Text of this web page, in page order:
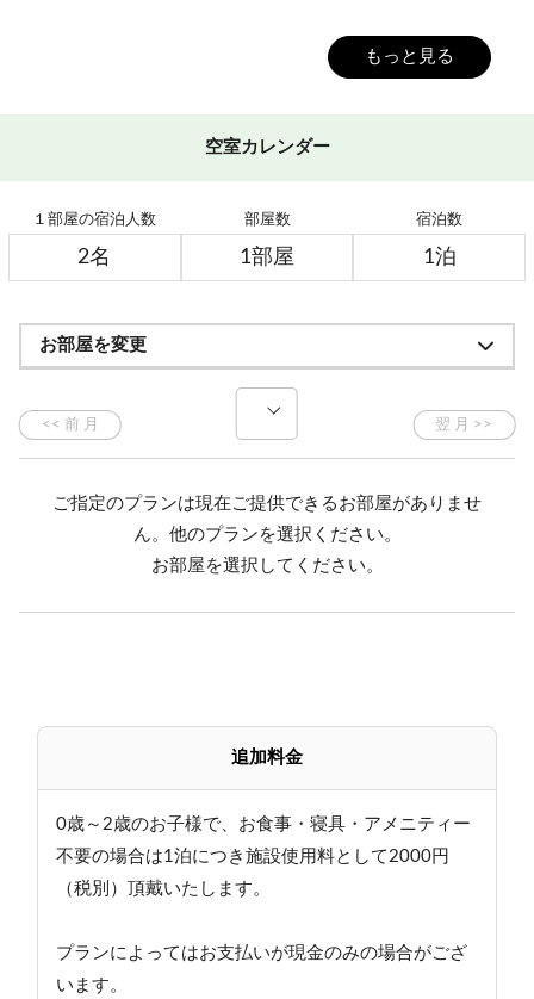
朝は和洋バイキングです(個室でセットメニューの場合
泉質は単純硫黄泉、無色透明
○ホタル観賞ツアー（7月中旬～8月中旬まで毎晩）参加
費500円、雨天中止
○8月8～14日はロビーコンサート開催予定
○トレッキング用品、一部無料貸し出し有
○晴れた夜は手の届きそうな星空観察☆
○志賀高原ゴールデンライン乗車券、特別割引価格にて
もっと見る
空室カレンダー
１部屋の宿泊人数 部屋数 宿泊数
お部屋を変更
ご指定のプランは現在ご提供できるお部屋がありませ
ん。他のプランを選択ください。
お部屋を選択してください。
追加料金
0歳～2歳のお子様で、お食事・寝具・アメニティー
不要の場合は1泊につき施設使用料として2000円
（税別）頂戴いたします。
プランによってはお支払いが現金のみの場合がござ
います。